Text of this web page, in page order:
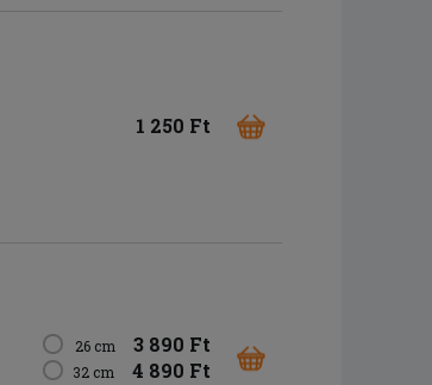
1 250 Ft
26 cm 3 890 Ft
32 cm 4 890 Ft